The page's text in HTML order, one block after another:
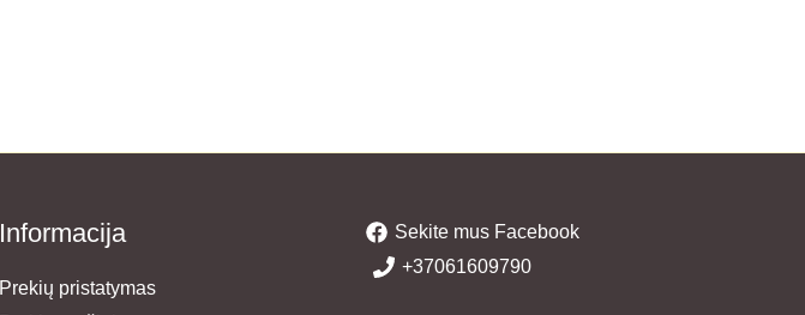
Informacija
Prekių pristatymas
Sekite mus Facebook
+37061609790